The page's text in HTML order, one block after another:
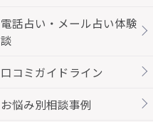
電話占い・メール占い体験
談
口コミガイドライン
お悩み別相談事例